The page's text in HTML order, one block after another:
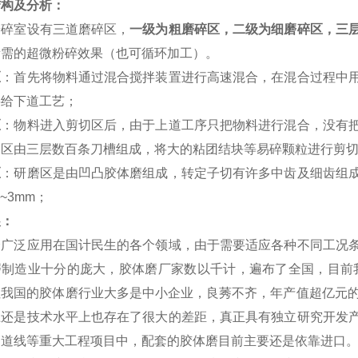
及分析：
设有三道磨碎区，一级为粗磨碎区，二级为细磨碎区，三
的超微粉碎效果（也可循环加工）。
：首先将物料通过混合搅拌装置进行高速混合，在混合过程
下道工艺；
：物料进入剪切区后，由于上道工序只把物料进行混合，没
由三层数百条刀槽组成，将大的粘团结块等易碎颗粒进行剪
：研磨区是由凹凸胶体磨组成，转定子切有许多中齿及细齿
；
泛应用在国计民生的各个领域，由于需要适应各种不同工况
造业十分的庞大，胶体磨厂家数以千计，遍布了全国，目
国的胶体磨行业大多是中小企业，良莠不齐，年产值超亿元
是技术水平上也存在了很大的差距，真正具有独立研究开发
线等重大工程项目中，配套的胶体磨目前主要还是依靠进口